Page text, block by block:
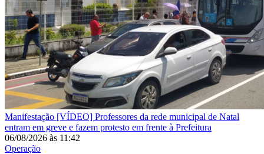
Manifestação [VÍDEO] Professores da rede municipal de Natal
entram em greve e fazem protesto em frente à Prefeitura
06/08/2026 às 11:42
Operação